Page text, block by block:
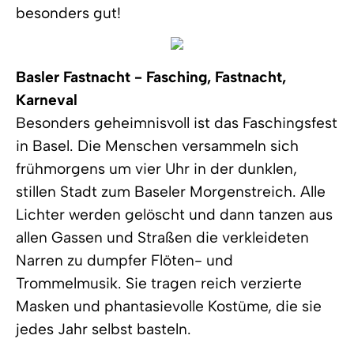
besonders gut!
Basler Fastnacht - Fasching, Fastnacht,
Karneval
Besonders geheimnisvoll ist das Faschingsfest
in Basel. Die Menschen versammeln sich
frühmorgens um vier Uhr in der dunklen,
stillen Stadt zum Baseler Morgenstreich. Alle
Lichter werden gelöscht und dann tanzen aus
allen Gassen und Straßen die verkleideten
Narren zu dumpfer Flöten- und
Trommelmusik. Sie tragen reich verzierte
Masken und phantasievolle Kostüme, die sie
jedes Jahr selbst basteln.